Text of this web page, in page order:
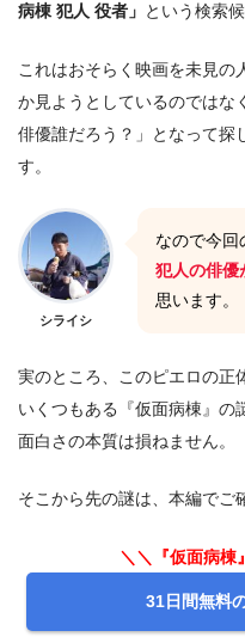
病棟 犯人 役者」 という検索
これはおそらく映画を未見の
か見ようとしているのではな
俳優誰だろう？」となって探
す。
シライシ
なので今回
犯人の俳優
思います。
実のところ、このピエロの正
いくつもある『仮面病棟』の
面白さの本質は損ねません。
そこから先の謎は、本編でご
＼＼『仮面病棟
31日間無料